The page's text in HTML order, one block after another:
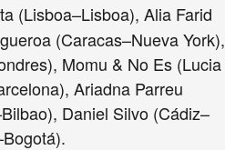
(Lisboa–Lisboa), Alia Farid
(Caracas–Nueva York),
Momu & No Es (Lucia
Ariadna Parreu
Daniel Silvo (Cádiz–